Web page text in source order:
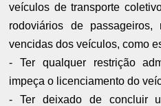
veículos de transporte
rodoviários de
vencidas dos veículos, como
- Ter qualquer restrição
impeça o licenciamento do
- Ter deixado de concluir